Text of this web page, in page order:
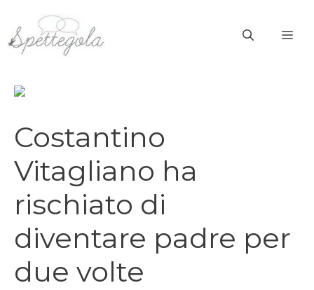
contenuto
Costantino
Vitagliano ha
rischiato di
diventare padre per
due volte